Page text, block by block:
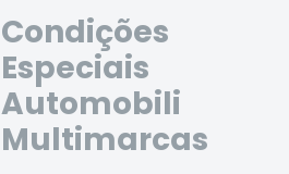
Condições
Especiais
Automobili
Multimarcas